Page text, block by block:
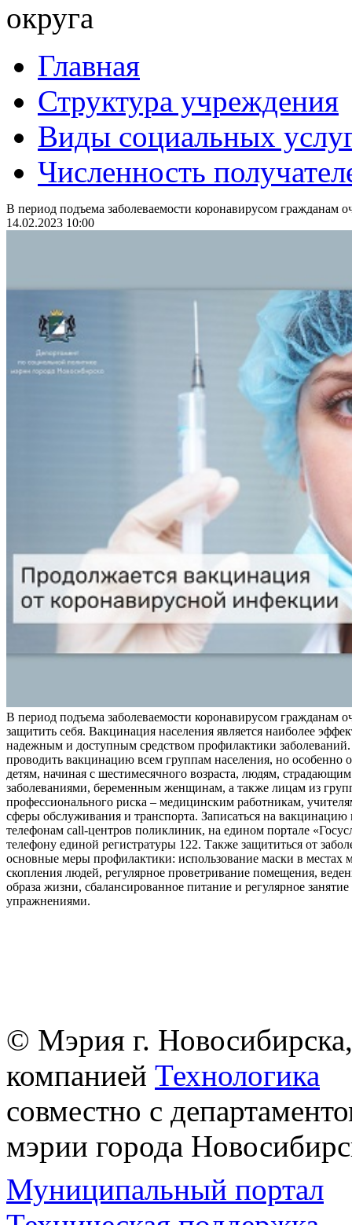
округа
Главная
Структура учреждения
Виды социальных
Численность
В период подъема заболеваемости коронавирусом гражданам
14.02.2023 10:00
В период подъема заболеваемости коронавирусом гражданам
защитить себя. Вакцинация населения является наиболее
надежным и доступным средством профилактики заболеваний.
проводить вакцинацию всем группам населения, но особенно
детям, начиная с шестимесячного возраста, людям,
заболеваниями, беременным женщинам, а также лицам из
профессионального риска – медицинским работникам,
сферы обслуживания и транспорта. Записаться на
телефонам call-центров поликлиник, на едином портале
телефону единой регистратуры 122. Также защититься от
основные меры профилактики: использование маски в местах
скопления людей, регулярное проветривание помещения,
образа жизни, сбалансированное питание и регулярное
упражнениями.
© Мэрия г.
компанией Технологика
совместно с
мэрии города
Муниципальный портал